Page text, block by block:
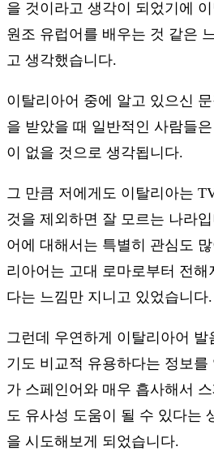
을 것이라고 생각이 되었기에
원조 유럽어를 배우는 것 같은
고 생각했습니다.
이탈리아어 중에 알고 있으신
을 받았을 때 일반적인 사람들
이 없을 것으로 생각됩니다.
그 만큼 저에게도 이탈리아는
것을 제외하면 잘 모르는 나라
어에 대해서는 특별히 관심도
리아어는 고대 로마로부터 전해
다는 느낌만 지니고 있었습니다.
그런데 우연하게 이탈리아어
기도 비교적 유용하다는 정보
가 스페인어와 매우 흡사해서
도 유사성 도움이 될 수 있다는
을 시도해보게 되었습니다.